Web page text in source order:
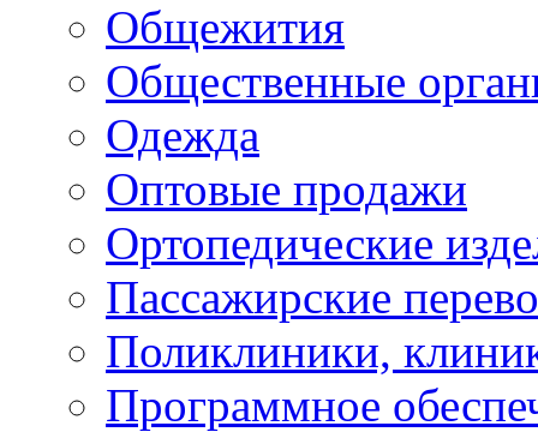
Общежития
Общественные
Одежда
Оптовые продажи
Ортопедические
Пассажирские
Поликлиники,
Программное